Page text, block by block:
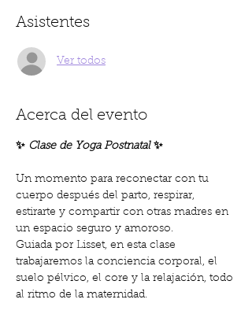
Asistentes
Ver todos
Acerca del evento
✨ Clase de Yoga Postnatal ✨
Un momento para reconectar con tu
cuerpo después del parto, respirar,
estirarte y compartir con otras madres en
un espacio seguro y amoroso.
Guiada por Lisset, en esta clase
trabajaremos la conciencia corporal, el
suelo pélvico, el core y la relajación, todo
al ritmo de la maternidad.